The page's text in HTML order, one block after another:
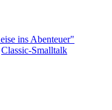
ins Abenteuer"
Classic-Smalltalk